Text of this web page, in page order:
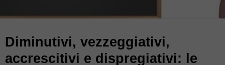
Diminutivi, vezzeggiativi,
accrescitivi e dispregiativi: le